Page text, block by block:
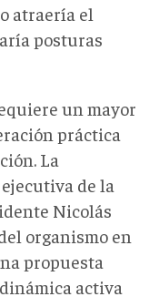
atraería el
posturas
un mayor
práctica
La
de la
Nicolás
organismo en
propuesta
activa